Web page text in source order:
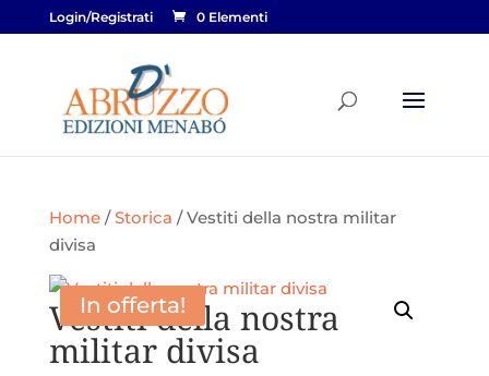
Login/Registrati 0 Elementi
Home/Storica / Vestiti della nostra militar
divisa
In offerta!
Vestiti della nostra
militar divisa